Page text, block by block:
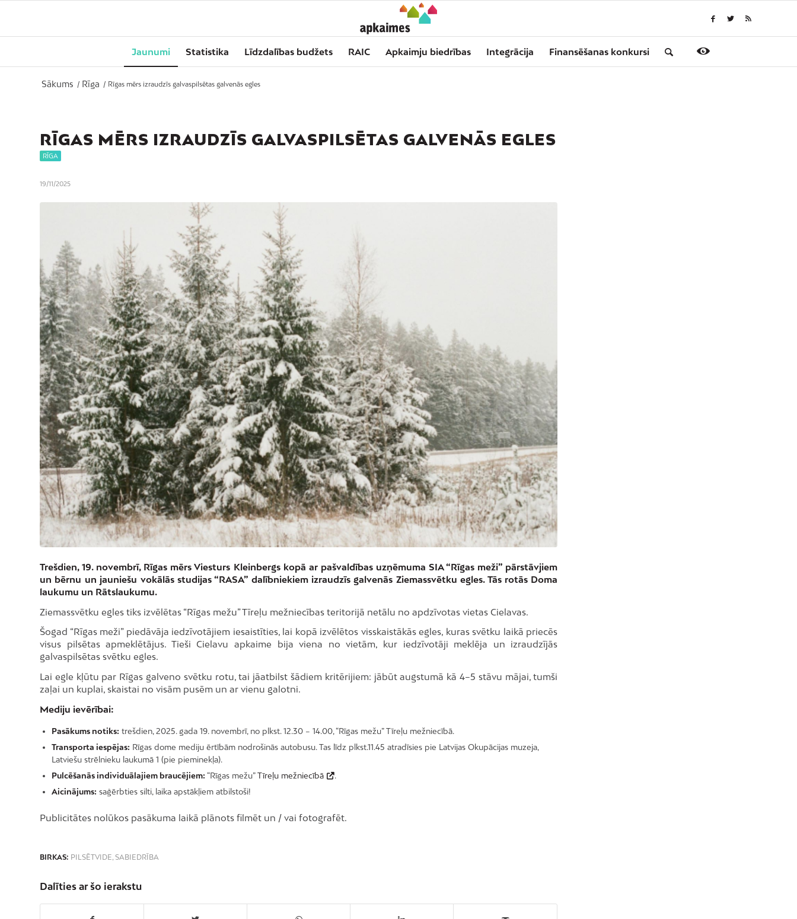
Jaunumi Statistika Līdzdalības budžets RAIC Apkaimju biedrības Integrācija Finansēšanas konkursi
Sākums / Rīga / Rīgas mērs izraudzīs galvaspilsētas galvenās egles
RĪGAS MĒRS IZRAUDZĪS GALVASPILSĒTAS GALVENĀS EGLES
RĪGA
19/11/2025
Trešdien, 19. novembrī, Rīgas mērs Viesturs Kleinbergs kopā ar pašvaldības uzņēmuma SIA “Rīgas meži” pārstāvjiem
un bērnu un jauniešu vokālās studijas “RASA” dalībniekiem izraudzīs galvenās Ziemassvētku egles. Tās rotās Doma
laukumu un Rātslaukumu.
Ziemassvētku egles tiks izvēlētas “Rīgas mežu” Tīreļu mežniecības teritorijā netālu no apdzīvotas vietas Cielavas.
Šogad “Rīgas meži” piedāvāja iedzīvotājiem iesaistīties, lai kopā izvēlētos visskaistākās egles, kuras svētku laikā priecēs
visus pilsētas apmeklētājus. Tieši Cielavu apkaime bija viena no vietām, kur iedzīvotāji meklēja un izraudzījās
galvaspilsētas svētku egles.
Lai egle kļūtu par Rīgas galveno svētku rotu, tai jāatbilst šādiem kritērijiem: jābūt augstumā kā 4–5 stāvu mājai, tumši
zaļai un kuplai, skaistai no visām pusēm un ar vienu galotni.
Mediju ievērībai:
Pasākums notiks: trešdien, 2025. gada 19. novembrī, no plkst. 12.30 – 14.00, “Rīgas mežu” Tīreļu mežniecībā.
Transporta iespējas: Rīgas dome mediju ērtībām nodrošinās autobusu. Tas līdz plkst.11.45 atradīsies pie Latvijas Okupācijas muzeja,
Latviešu strēlnieku laukumā 1 (pie pieminekļa).
Pulcēšanās individuālajiem braucējiem: “Rīgas mežu”Tīreļu mežniecībā
.
Aicinājums: saģērbties silti, laika apstākļiem atbilstoši!
Publicitātes nolūkos pasākuma laikā plānots filmēt un / vai fotografēt.
BIRKAS: PILSĒTVIDE, SABIEDRĪBA
Dalīties ar šo ierakstu